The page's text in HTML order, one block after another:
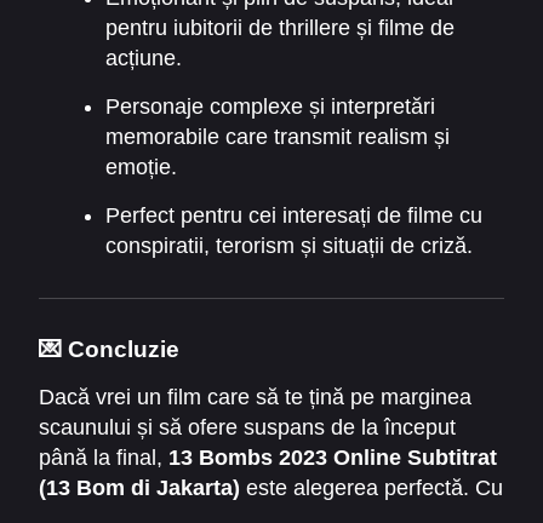
pentru iubitorii de thrillere și filme de
acțiune.
Personaje complexe și interpretări
memorabile care transmit realism și
emoție.
Perfect pentru cei interesați de filme cu
conspiratii, terorism și situații de criză.
💌 Concluzie
Dacă vrei un film care să te țină pe marginea
scaunului și să ofere suspans de la început
până la final, 13 Bombs 2023 Online Subtitrat
(13 Bom di Jakarta) este alegerea perfectă. Cu